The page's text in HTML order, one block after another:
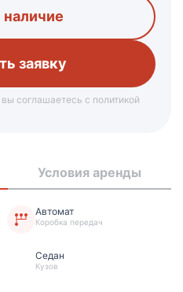
наличие
соглашаетесь с политикой
Условия аренды
Автомат
Коробка передач
Седан
Кузов